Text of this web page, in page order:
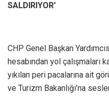
SALDIRIYOR’
CHP Genel Başkan
hesabından yol çalışmaları
yıkılan peri pacalarına ait
ve Turizm Bakanlığı’na